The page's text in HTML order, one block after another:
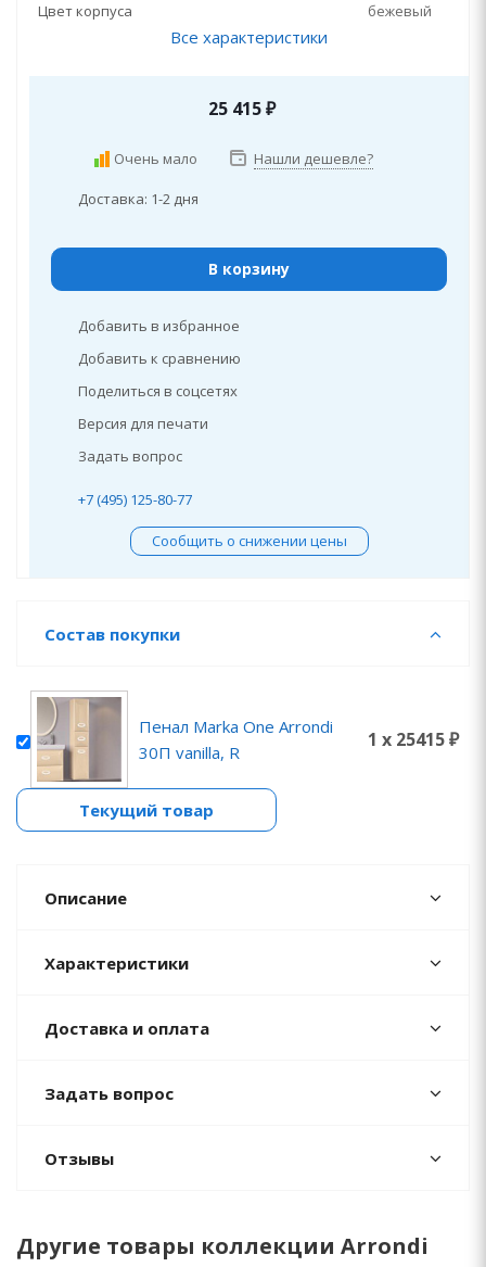
Цвет корпуса
бежевый
Все характеристики
25 415₽
Очень мало Нашли дешевле?
Доставка: 1-2 дня
В корзину
Добавить в избранное
Добавить к сравнению
Поделиться в соцсетях
Версия для печати
Задать вопрос
+7 (495) 125-80-77
Сообщить о снижении цены
Состав покупки
Пенал Marka One Arrondi
30П vanilla, R
1 x 25415 ₽
Текущий товар
Описание
Характеристики
Доставка и оплата
Задать вопрос
Отзывы
Другие товары коллекции Arrondi